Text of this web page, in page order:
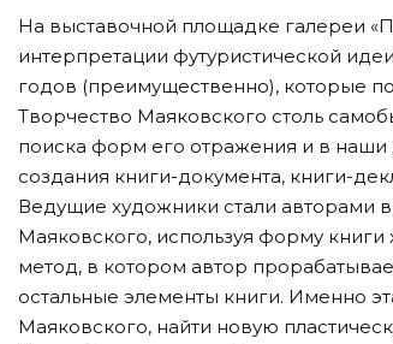
На выставочной площадке галереи
интерпретации футуристической
годов (преимущественно), которые
Творчество Маяковского столь
поиска форм его отражения и в наши
создания книги-документа, книги-
Ведущие художники стали авторами
Маяковского, используя форму
метод, в котором автор
остальные элементы книги. Именно
Маяковского, найти новую